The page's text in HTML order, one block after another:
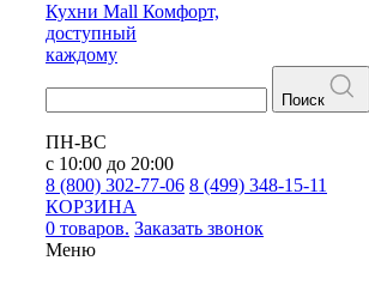
Кухни Mall Комфорт,
доступный
каждому
Поиск
ПН-ВС
с 10:00 до 20:00
8 (800) 302-77-06 8 (499) 348-15-11
КОРЗИНА
0 товаров. Заказать звонок
Меню